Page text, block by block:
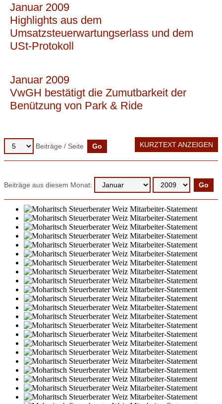
Januar 2009
Highlights aus dem
Umsatzsteuerwartungserlass und dem
USt-Protokoll
Januar 2009
VwGH bestätigt die Zumutbarkeit der
Benützung von Park & Ride
Beiträge / Seite KURZTEXT ANZEIGEN
Beiträge aus diesem Monat: